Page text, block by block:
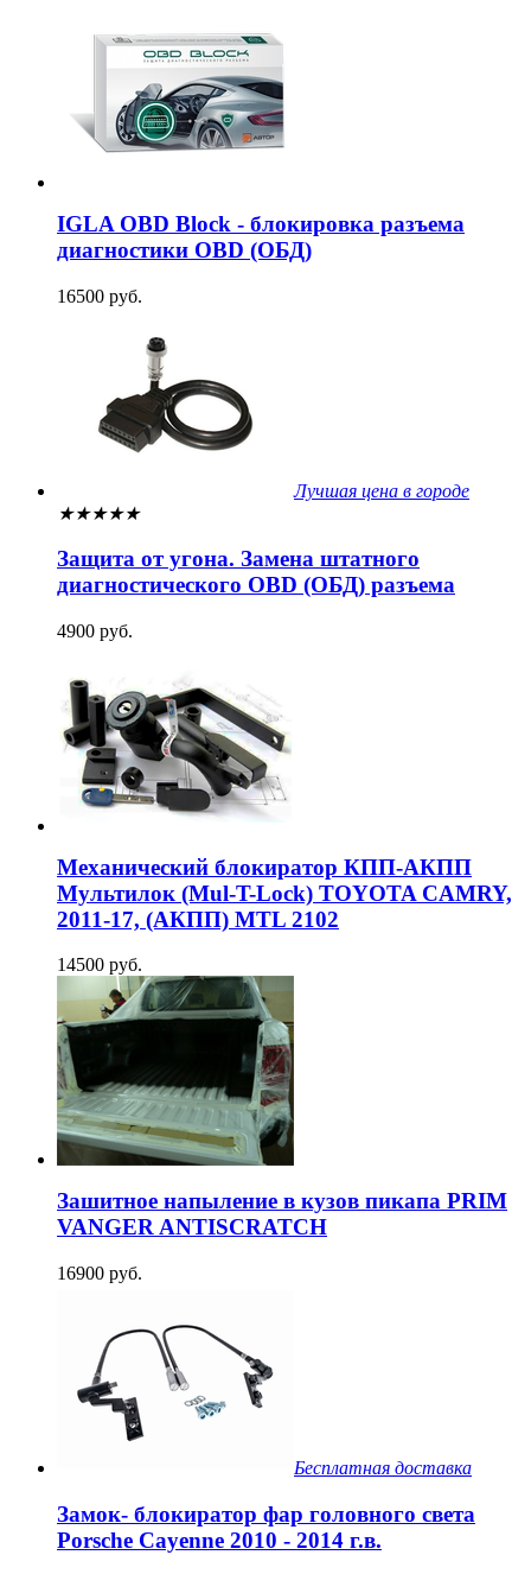
IGLA OBD Block - блокировка разъема
диагностики OBD (ОБД)
16500 руб.
Лучшая цена в городе
★★★★★
Защита от угона. Замена штатного
диагностического OBD (ОБД) разъема
4900 руб.
Механический блокиратор КПП-АКПП
Мультилок (Mul-T-Lock) TOYOTA CAMRY,
2011-17, (АКПП) MTL 2102
14500 руб.
Зашитное напыление в кузов пикапа PRIM
VANGER ANTISCRATCH
16900 руб.
Бесплатная доставка
Замок- блокиратор фар головного света
Porsche Cayenne 2010 - 2014 г.в.